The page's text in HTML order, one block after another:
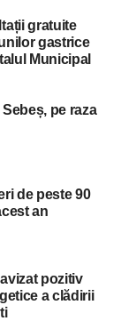
gratuite
gastrice
Municipal
pe raza
de peste 90
an
pozitiv
a clădirii